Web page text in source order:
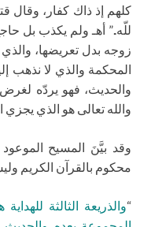
كلهم إذ ذاك كفار، وقال
للّه..” أهـ ولم يكذب بل
زوجه بدل تعريضها، والذي
المحكمة والذي لا نذهب
والحديث، فهو يردّه لغرض
والله تعالى هو الذي يجزي
وقد بيَّنَ المسيح
محكوم بالقرآن الكريم
“والذريعة الثالثة